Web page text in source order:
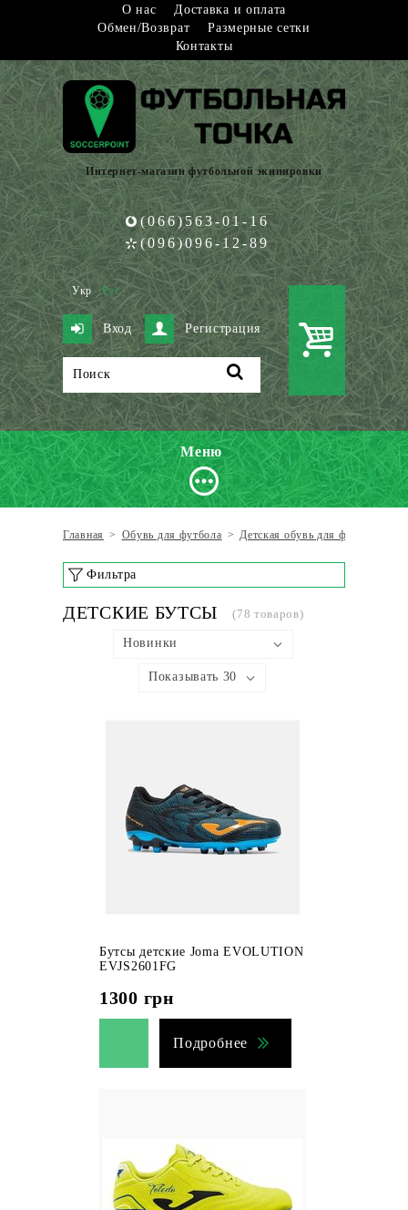
О нас
Доставка и оплата
Обмен/Возврат
Размерные сетки
Контакты
Интернет-магазин футбольной экипировки
(066)563-01-16
(096)096-12-89
Укр Рус
Вход Регистрация
Меню
Главная > Обувь для футбола > Детская обувь для футбола
Фильтра
ДЕТСКИЕ БУТСЫ (78 товаров)
Новинки
Показывать 30
Бутсы детские Joma EVOLUTION
EVJS2601FG
1300 грн
Подробнее